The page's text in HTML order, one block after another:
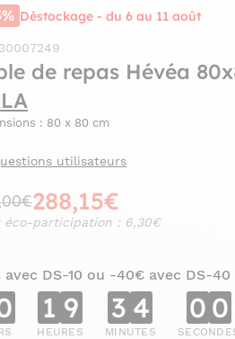
Déstockage - du 6 au 11 août
de repas Hévéa
: 80 x 80 cm
utilisateurs
288,15€
éco-participation : 6,30€
avec DS-10 ou -40€ avec DS-40
1 9
HEURES
3 3
MINUTES
5 9